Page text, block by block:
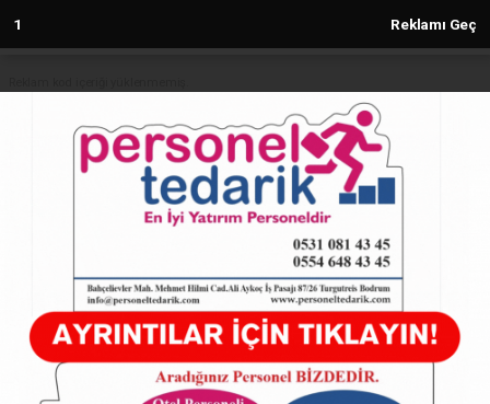
Anasayfa SAMANDAĞ
DEPREMZEDE ÇİFTÇİLER:DSİ'nin
UYGULAMALARI KABUL
EDİLEMEZ!
SAMANDAĞ
(Sovtna) - Sovtna Haber Gazetesi | 25.11.2023 - 10:43, Güncelleme:
25.11.2023 - 10:43
1814+ kez okundu.